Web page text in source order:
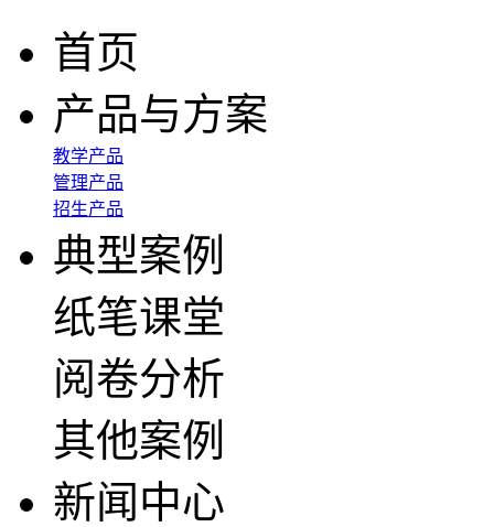
首页
产品与方案
教学产品
管理产品
招生产品
典型案例
纸笔课堂
阅卷分析
其他案例
新闻中心